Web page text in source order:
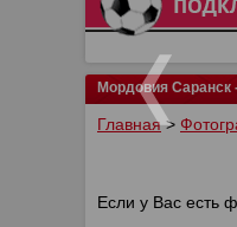
Мордовия Саранск
Главная>
Если у Вас есть